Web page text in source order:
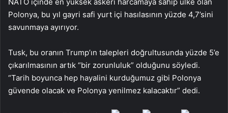
Polonya, bu yıl gayri safi yurt içi hasılasının yüzde 4,7’sini
savunmaya ayırıyor.
Tusk, bu oranın Trump’ın talepleri doğrultusunda yüzde 5’e
çıkarılmasının artık “bir zorunluluk” olduğunu söyledi.
“Tarih boyunca hep hayalini kurduğumuz gibi Polonya
güvende olacak ve Polonya yenilmez kalacaktır” dedi.